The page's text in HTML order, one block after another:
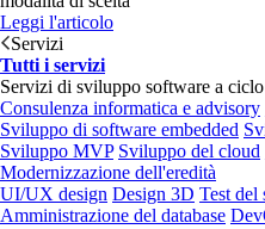
Leggi l'articolo
Servizi
Tutti i servizi
Servizi di sviluppo software a
Consulenza informatica e advisory
Sviluppo di software embedded
Sviluppo MVP Sviluppo del cloud
Modernizzazione dell'eredità
UI/UX design Design 3D Test del
Amministrazione del database